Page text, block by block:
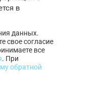
в
данных.
свое согласие
все
. При
обратной